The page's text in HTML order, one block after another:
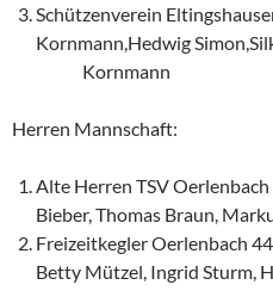
Schützenverein
Kornmann,Hedwig
Kornmann
Herren Mannschaft:
Alte Herren TSV
Bieber, Thomas Braun,
Freizeitkegler Oerlenbach
Betty Mützel, Ingrid Sturm,